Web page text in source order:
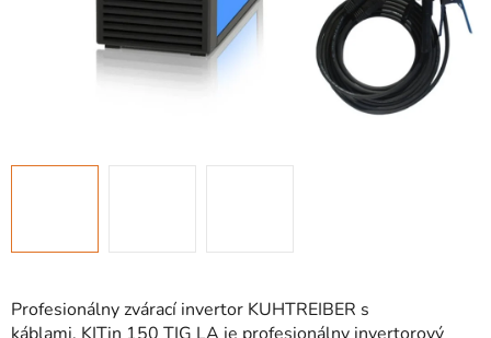
Profesionálny zvárací invertor KUHTREIBER s